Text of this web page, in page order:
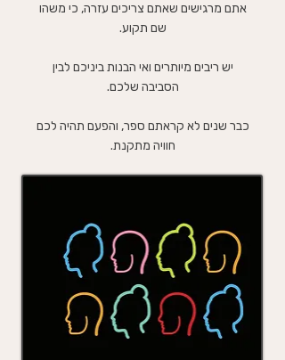
אתם מרגישים שאתם צריכים עזרה, כי משהו
שם תקוע.
יש ריבים מיותרים ואי הבנות ביניכם לבין
הסביבה שלכם.
כבר שנים לא קראתם ספר, והפעם תהיה לכם
חוויה מתקנת.